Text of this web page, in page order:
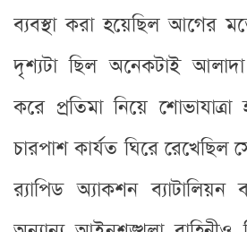
ব্যবস্থা করা হয়েছিল আগের
দৃশ্যটা ছিল অনেকটাই
করে প্রতিমা নিয়ে
চারপাশ কার্যত ঘিরে রেখেছিল
র‍্যাপিড অ্যাকশন ব্যাটালিয়ন